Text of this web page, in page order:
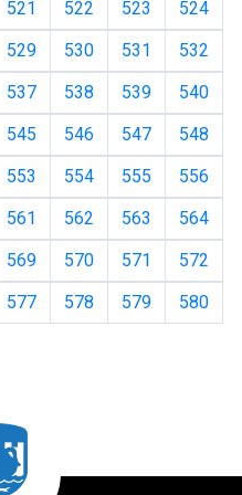
521 522 523
524
529 530 531
532
537 538 539
540
545 546 547
548
553 554 555
556
561 562 563
564
569 570 571
572
577 578 579
580